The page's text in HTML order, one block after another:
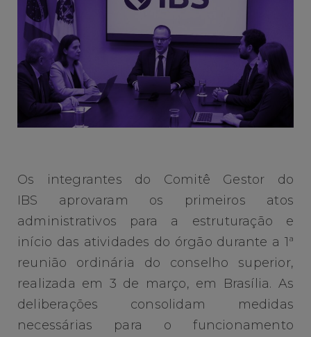
Os integrantes do Comitê Gestor do
IBS aprovaram os primeiros atos
administrativos para a estruturação e
início das atividades do órgão durante a 1ª
reunião ordinária do conselho superior,
realizada em 3 de março, em Brasília. As
deliberações consolidam medidas
necessárias para o funcionamento